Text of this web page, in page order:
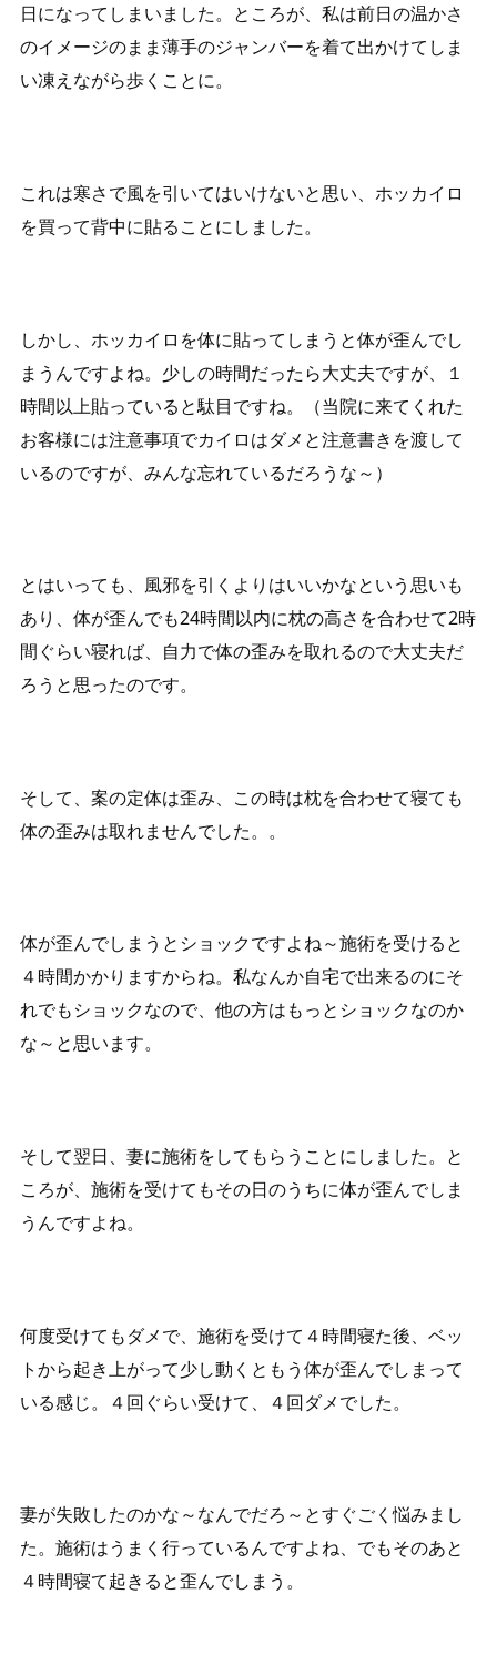
日になってしまいました。ところが、私は前日の温かさ
のイメージのまま薄手のジャンバーを着て出かけてしま
い凍えながら歩くことに。
これは寒さで風を引いてはいけないと思い、ホッカイロ
を買って背中に貼ることにしました。
しかし、ホッカイロを体に貼ってしまうと体が歪んでし
まうんですよね。少しの時間だったら大丈夫ですが、１
時間以上貼っていると駄目ですね。（当院に来てくれた
お客様には注意事項でカイロはダメと注意書きを渡して
いるのですが、みんな忘れているだろうな～）
とはいっても、風邪を引くよりはいいかなという思いも
あり、体が歪んでも24時間以内に枕の高さを合わせて2時
間ぐらい寝れば、自力で体の歪みを取れるので大丈夫だ
ろうと思ったのです。
そして、案の定体は歪み、この時は枕を合わせて寝ても
体の歪みは取れませんでした。。
体が歪んでしまうとショックですよね～施術を受けると
４時間かかりますからね。私なんか自宅で出来るのにそ
れでもショックなので、他の方はもっとショックなのか
な～と思います。
そして翌日、妻に施術をしてもらうことにしました。と
ころが、施術を受けてもその日のうちに体が歪んでしま
うんですよね。
何度受けてもダメで、施術を受けて４時間寝た後、ベッ
トから起き上がって少し動くともう体が歪んでしまって
いる感じ。４回ぐらい受けて、４回ダメでした。
妻が失敗したのかな～なんでだろ～とすぐごく悩みまし
た。施術はうまく行っているんですよね、でもそのあと
４時間寝て起きると歪んでしまう。